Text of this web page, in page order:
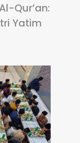
Qur’an:
Yatim